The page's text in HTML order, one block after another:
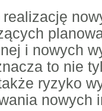
i nowych
to nie
ryzyko
nowych